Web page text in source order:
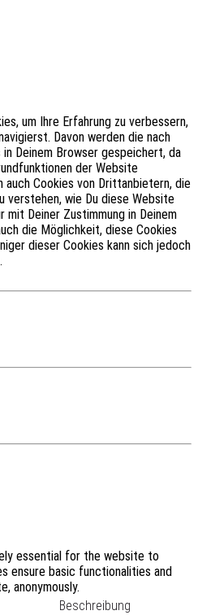
um Ihre Erfahrung zu verbessern,
Davon werden die nach
Deinem Browser gespeichert, da
der Website
auch Cookies von Drittanbietern, die
verstehen, wie Du diese Website
mit Deiner Zustimmung in Deinem
die Möglichkeit, diese Cookies
dieser Cookies kann sich jedoch
essential for the website to
ensure basic functionalities and
anonymously.
Beschreibung